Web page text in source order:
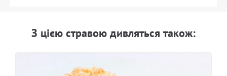
З цiєю стравою дивляться також: